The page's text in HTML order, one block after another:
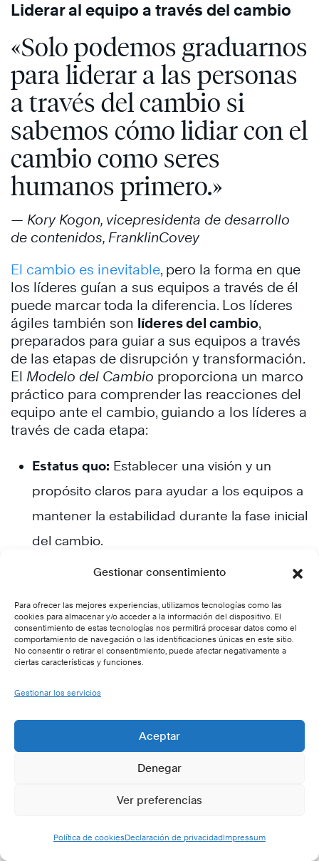
Gestionar consentimiento
Para ofrecer las mejores experiencias, utilizamos tecnologías como las
cookies para almacenar y/o acceder a la información del dispositivo. El
consentimiento de estas tecnologías nos permitirá procesar datos como el
comportamiento de navegación o las identificaciones únicas en este sitio.
No consentir o retirar el consentimiento, puede afectar negativamente a
ciertas características y funciones.
Gestionar los servicios
Aceptar
Denegar
Ver preferencias
Política de cookiesDeclaración de privacidadImpressum
Liderar al equipo a través del cambio
«Solo podemos graduarnos
para liderar a las personas
a través del cambio si
sabemos cómo lidiar con el
cambio como seres
humanos primero.»
— Kory Kogon, vicepresidenta de desarrollo
de contenidos, FranklinCovey
El cambio es inevitable, pero la forma en que
los líderes guían a sus equipos a través de él
puede marcar toda la diferencia. Los líderes
ágiles también son líderes del cambio,
preparados para guiar a sus equipos a través
de las etapas de disrupción y transformación.
El Modelo del Cambio proporciona un marco
práctico para comprender las reacciones del
equipo ante el cambio, guiando a los líderes a
través de cada etapa:
Estatus quo: Establecer una visión y un
propósito claros para ayudar a los equipos a
mantener la estabilidad durante la fase inicial
del cambio.
Disrupción:
Proporcionar apoyo y
experimentan incertidumbre, ayudándoles a
replantear los desafíos como oportunidades.
Adopción:Fomentar nuevos
comportamientos y mentalidades, ayudando
prácticas cotidianas.
Fomentar una cultura de mejora
innovadoras y liderar el camino hacia